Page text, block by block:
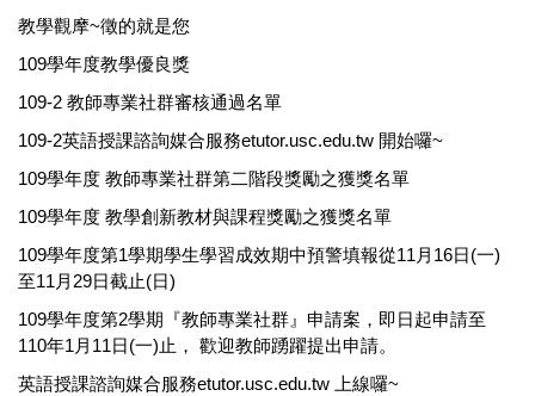
教學觀摩~徵的就是您
109學年度教學優良獎
109-2 教師專業社群審核通過名單
109-2英語授課諮詢媒合服務etutor.usc.edu.tw 開始囉~
109學年度 教師專業社群第二階段獎勵之獲獎名單
109學年度 教學創新教材與課程獎勵之獲獎名單
109學年度第1學期學生學習成效期中預警填報從11月16日(一)
至11月29日截止(日)
109學年度第2學期『教師專業社群』申請案，即日起申請至
110年1月11日(一)止， 歡迎教師踴躍提出申請。
英語授課諮詢媒合服務etutor.usc.edu.tw 上線囉~